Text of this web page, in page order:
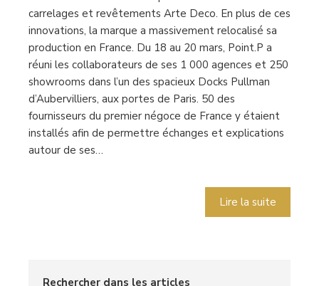
carrelages et revêtements Arte Deco. En plus de ces
innovations, la marque a massivement relocalisé sa
production en France. Du 18 au 20 mars, Point.P a
réuni les collaborateurs de ses 1 000 agences et 250
showrooms dans l’un des spacieux Docks Pullman
d’Aubervilliers, aux portes de Paris. 50 des
fournisseurs du premier négoce de France y étaient
installés afin de permettre échanges et explications
autour de ses…
Lire la suite
Rechercher dans les articles